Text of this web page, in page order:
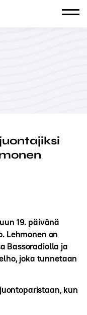
19. päivänä
Lehmonen on
Bassoradiolla ja
joka tunnetaan
kun